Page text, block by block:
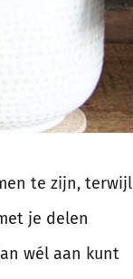
te zijn, terwijl
je delen
wél aan kunt